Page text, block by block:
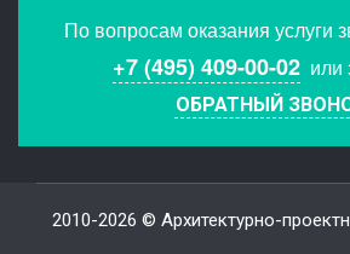
По вопросам оказания услуги
+7 (495) 409-00-02 или
ОБРАТНЫЙ
2010-2026 © Архитектурно-